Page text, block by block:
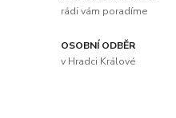
rádi vám poradíme
OSOBNÍ ODBĚR
v Hradci Králové